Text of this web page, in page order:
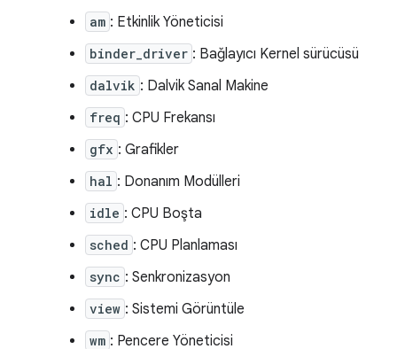
am : Etkinlik Yöneticisi
binder_driver : Bağlayıcı Kernel sürücüsü
dalvik : Dalvik Sanal Makine
freq : CPU Frekansı
gfx : Grafikler
hal : Donanım Modülleri
idle : CPU Boşta
sched : CPU Planlaması
sync : Senkronizasyon
view : Sistemi Görüntüle
wm : Pencere Yöneticisi